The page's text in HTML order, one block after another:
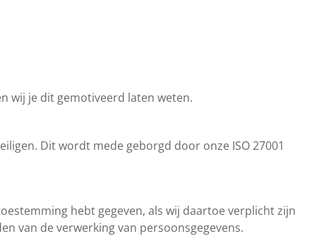
wij je dit gemotiveerd laten weten.
Dit wordt mede geborgd door onze ISO 27001
hebt gegeven, als wij daartoe verplicht zijn
van de verwerking van persoonsgegevens.